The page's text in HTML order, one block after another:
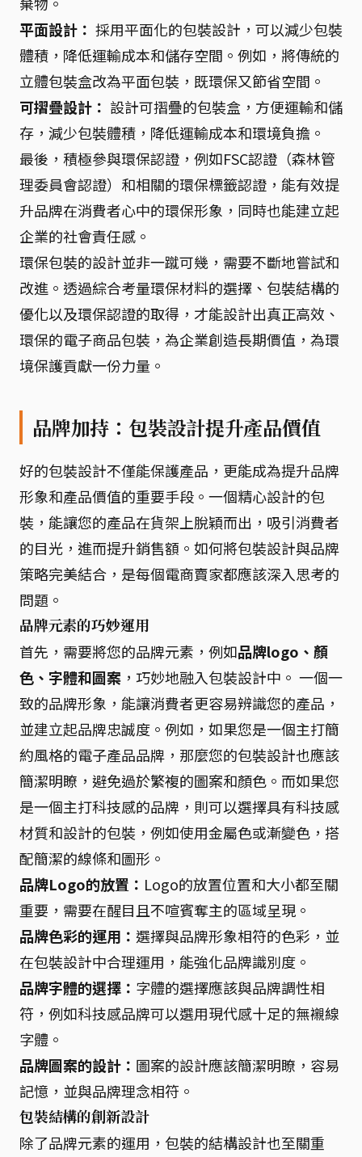
平面設計： 採用平面化的包裝設計，可以減少包裝
體積，降低運輸成本和儲存空間。例如，將傳統的
立體包裝盒改為平面包裝，既環保又節省空間。
可摺疊設計： 設計可摺疊的包裝盒，方便運輸和儲
存，減少包裝體積，降低運輸成本和環境負擔。
最後，積極參與環保認證，例如FSC認證（森林管
理委員會認證）和相關的環保標籤認證，能有效提
升品牌在消費者心中的環保形象，同時也能建立起
企業的社會責任感。
環保包裝的設計並非一蹴可幾，需要不斷地嘗試和
改進。透過綜合考量環保材料的選擇、包裝結構的
優化以及環保認證的取得，才能設計出真正高效、
環保的電子商品包裝，為企業創造長期價值，為環
境保護貢獻一份力量。
品牌加持：包裝設計提升產品價值
好的包裝設計不僅能保護產品，更能成為提升品牌
形象和產品價值的重要手段。一個精心設計的包
裝，能讓您的產品在貨架上脫穎而出，吸引消費者
的目光，進而提升銷售額。如何將包裝設計與品牌
策略完美結合，是每個電商賣家都應該深入思考的
問題。
品牌元素的巧妙運用
首先，需要將您的品牌元素，例如品牌logo、顏
色、字體和圖案 ，巧妙地融入包裝設計中。 一個一
致的品牌形象，能讓消費者更容易辨識您的產品，
並建立起品牌忠誠度。例如，如果您是一個主打簡
約風格的電子產品品牌，那麼您的包裝設計也應該
簡潔明瞭，避免過於繁複的圖案和顏色。而如果您
是一個主打科技感的品牌，則可以選擇具有科技感
材質和設計的包裝，例如使用金屬色或漸變色，搭
配簡潔的線條和圖形。
品牌Logo的放置： Logo的放置位置和大小都至關
重要，需要在醒目且不喧賓奪主的區域呈現。
品牌色彩的運用： 選擇與品牌形象相符的色彩，並
在包裝設計中合理運用，能強化品牌識別度。
品牌字體的選擇： 字體的選擇應該與品牌調性相
符，例如科技感品牌可以選用現代感十足的無襯線
字體。
品牌圖案的設計： 圖案的設計應該簡潔明瞭，容易
記憶，並與品牌理念相符。
包裝結構的創新設計
除了品牌元素的運用，包裝的結構設計也至關重